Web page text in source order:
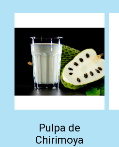
Pulpa de
Chirimoya